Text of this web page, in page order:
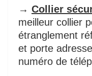
→ Collier
meilleur collier
étranglement
et porte
numéro de